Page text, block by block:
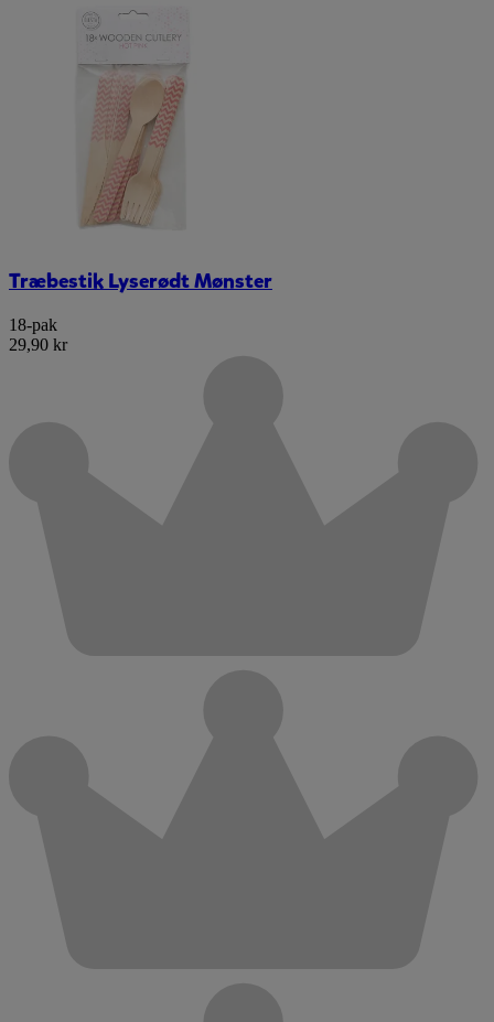
Træbestik Lyserødt Mønster
18-pak
29,90 kr